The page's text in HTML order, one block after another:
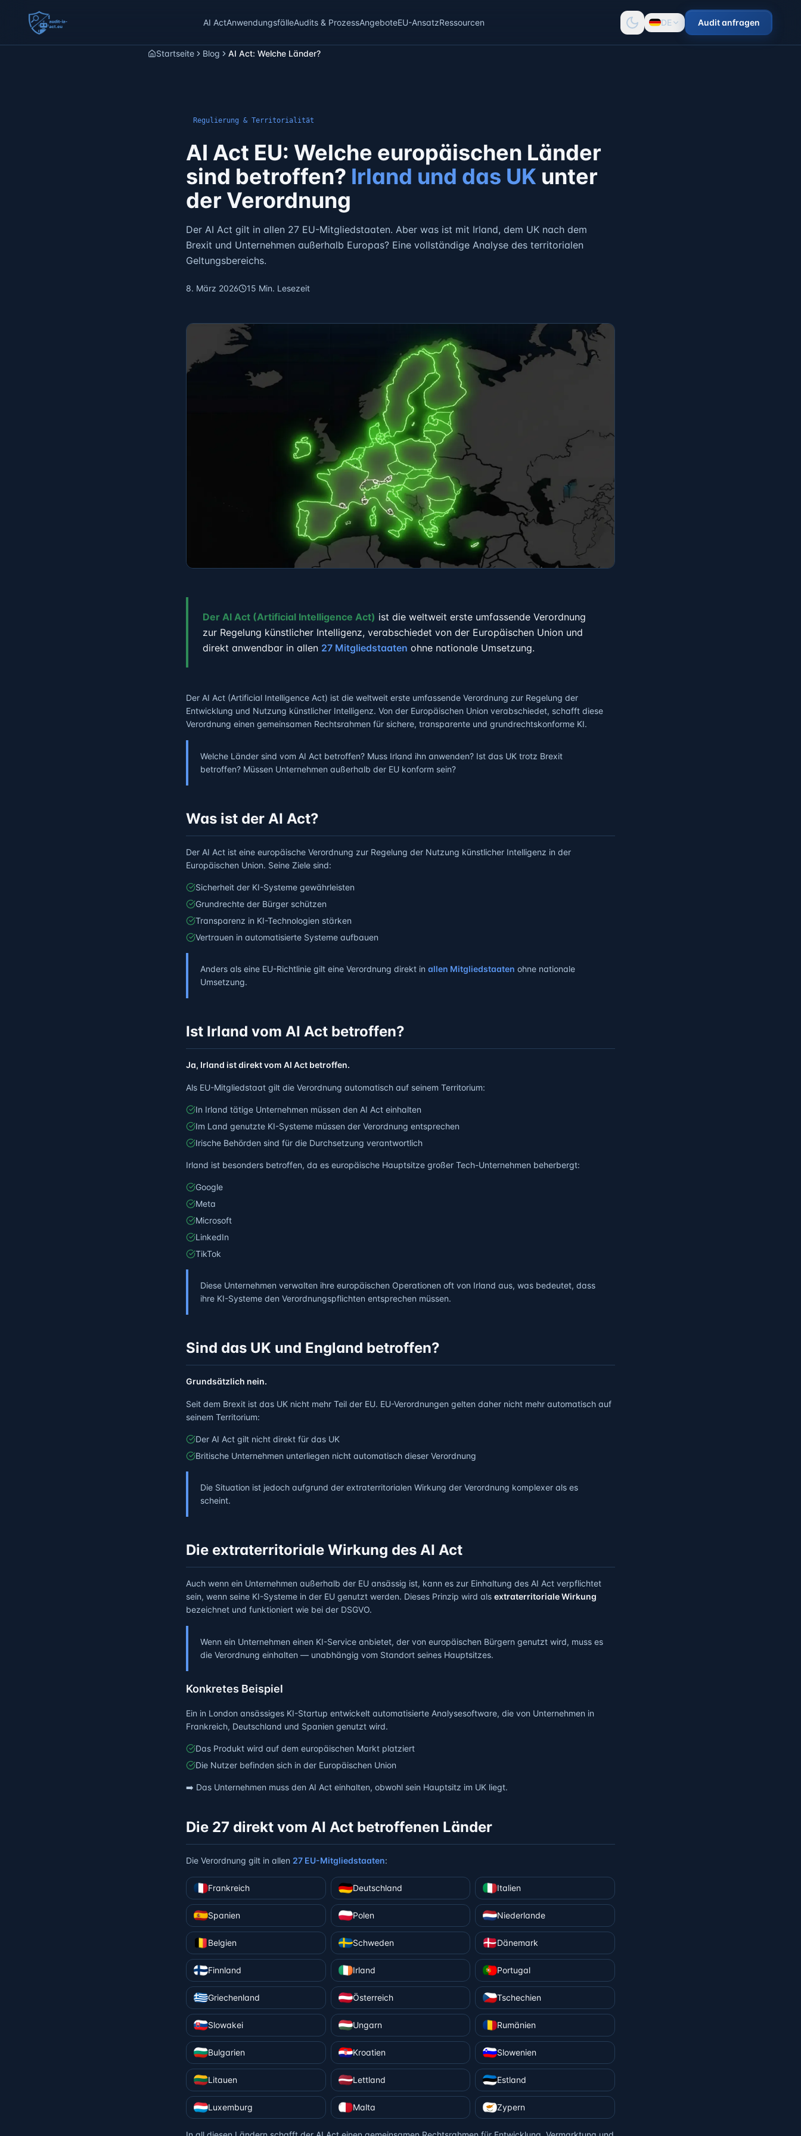
AI ActAnwendungsfälleAudits & ProzessAngeboteEU-AnsatzRessourcen DE Audit anfragen
Startseite Blog AI Act: Welche Länder?
Regulierung & Territorialität
AI Act EU: Welche europäischen Länder
sind betroffen? Irland und das UK unter
der Verordnung
Der AI Act gilt in allen 27 EU-Mitgliedstaaten. Aber was ist mit Irland, dem UK nach dem
Brexit und Unternehmen außerhalb Europas? Eine vollständige Analyse des territorialen
Geltungsbereichs.
8. März 2026 15 Min. Lesezeit
Der AI Act (Artificial Intelligence Act) ist die weltweit erste umfassende Verordnung
zur Regelung künstlicher Intelligenz, verabschiedet von der Europäischen Union und
direkt anwendbar in allen 27 Mitgliedstaaten ohne nationale Umsetzung.
Der AI Act (Artificial Intelligence Act) ist die weltweit erste umfassende Verordnung zur Regelung der
Entwicklung und Nutzung künstlicher Intelligenz. Von der Europäischen Union verabschiedet, schafft diese
Verordnung einen gemeinsamen Rechtsrahmen für sichere, transparente und grundrechtskonforme KI.
Welche Länder sind vom AI Act betroffen? Muss Irland ihn anwenden? Ist das UK trotz Brexit
betroffen? Müssen Unternehmen außerhalb der EU konform sein?
Was ist der AI Act?
Der AI Act ist eine europäische Verordnung zur Regelung der Nutzung künstlicher Intelligenz in der
Europäischen Union. Seine Ziele sind:
Sicherheit der KI-Systeme gewährleisten
Grundrechte der Bürger schützen
Transparenz in KI-Technologien stärken
Vertrauen in automatisierte Systeme aufbauen
Anders als eine EU-Richtlinie gilt eine Verordnung direkt in allen Mitgliedstaaten ohne nationale
Umsetzung.
Ist Irland vom AI Act betroffen?
Ja, Irland ist direkt vom AI Act betroffen.
Als EU-Mitgliedstaat gilt die Verordnung automatisch auf seinem Territorium:
In Irland tätige Unternehmen müssen den AI Act einhalten
Im Land genutzte KI-Systeme müssen der Verordnung entsprechen
Irische Behörden sind für die Durchsetzung verantwortlich
Irland ist besonders betroffen, da es europäische Hauptsitze großer Tech-Unternehmen beherbergt:
Google
Meta
Microsoft
LinkedIn
TikTok
Diese Unternehmen verwalten ihre europäischen Operationen oft von Irland aus, was bedeutet, dass
ihre KI-Systeme den Verordnungspflichten entsprechen müssen.
Sind das UK und England betroffen?
Grundsätzlich nein.
Seit dem Brexit ist das UK nicht mehr Teil der EU. EU-Verordnungen gelten daher nicht mehr automatisch auf
seinem Territorium:
Der AI Act gilt nicht direkt für das UK
Britische Unternehmen unterliegen nicht automatisch dieser Verordnung
Die Situation ist jedoch aufgrund der extraterritorialen Wirkung der Verordnung komplexer als es
scheint.
Die extraterritoriale Wirkung des AI Act
Auch wenn ein Unternehmen außerhalb der EU ansässig ist, kann es zur Einhaltung des AI Act verpflichtet
sein, wenn seine KI-Systeme in der EU genutzt werden. Dieses Prinzip wird als extraterritoriale Wirkung
bezeichnet und funktioniert wie bei der DSGVO.
Wenn ein Unternehmen einen KI-Service anbietet, der von europäischen Bürgern genutzt wird, muss es
die Verordnung einhalten — unabhängig vom Standort seines Hauptsitzes.
Konkretes Beispiel
Ein in London ansässiges KI-Startup entwickelt automatisierte Analysesoftware, die von Unternehmen in
Frankreich, Deutschland und Spanien genutzt wird.
Das Produkt wird auf dem europäischen Markt platziert
Die Nutzer befinden sich in der Europäischen Union
➡️ Das Unternehmen muss den AI Act einhalten, obwohl sein Hauptsitz im UK liegt.
Die 27 direkt vom AI Act betroffenen Länder
Die Verordnung gilt in allen 27 EU-Mitgliedstaaten:
Frankreich Deutschland Italien
Spanien Polen Niederlande
Belgien Schweden Dänemark
Finnland Irland Portugal
Griechenland Österreich Tschechien
Slowakei Ungarn Rumänien
Bulgarien Kroatien Slowenien
Litauen Lettland Estland
Luxemburg Malta Zypern